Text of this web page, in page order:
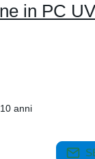
in PC
anni